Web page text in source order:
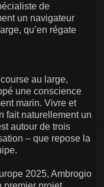
de
un navigateur
qu’en régate
au large,
une conscience
marin. Vivre et
fait naturellement un
autour de trois
– que repose la
2025, Ambrogio